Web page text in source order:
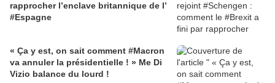
rapprocher l’enclave britannique de l’
#Espagne
« Ça y est, on sait comment #Macron
va annuler la présidentielle ! » Me Di
Vizio balance du lourd !